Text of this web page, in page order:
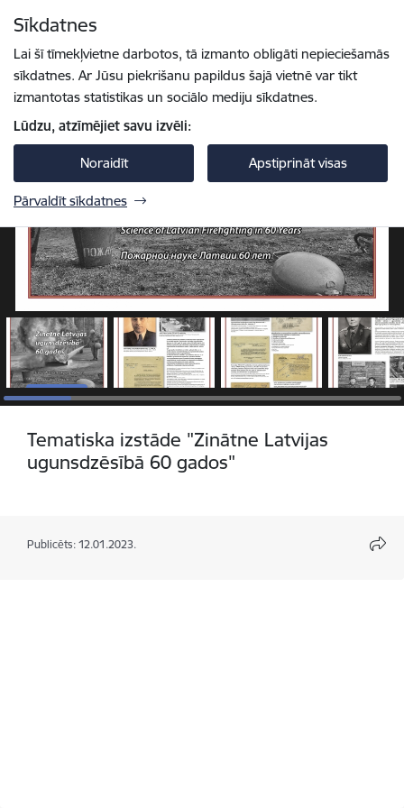
Sīkdatnes
Lai šī tīmekļvietne darbotos, tā izmanto obligāti nepieciešamās
sīkdatnes. Ar Jūsu piekrišanu papildus šajā vietnē var tikt
izmantotas statistikas un sociālo mediju sīkdatnes.
Lūdzu, atzīmējiet savu izvēli:
Noraidīt Apstiprināt visas
Pārvaldīt sīkdatnes
1 / 22
Tematiska izstāde "Zinātne Latvijas
ugunsdzēsībā 60 gados"
Publicēts: 12.01.2023.